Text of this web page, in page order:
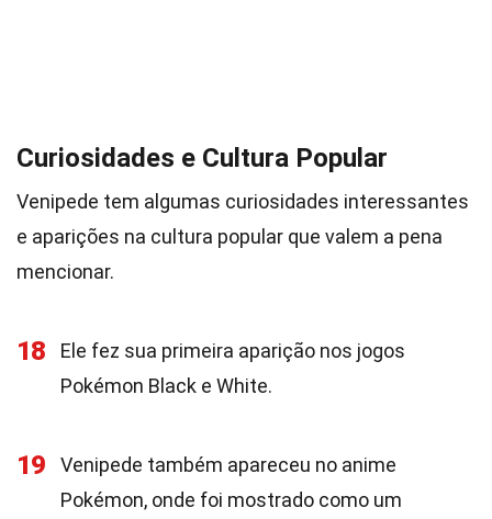
Curiosidades e Cultura Popular
Venipede tem algumas curiosidades interessantes
e aparições na cultura popular que valem a pena
mencionar.
18
Ele fez sua primeira aparição nos jogos
Pokémon Black e White.
19
Venipede também apareceu no anime
Pokémon, onde foi mostrado como um